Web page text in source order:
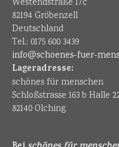
Westendstraße 17c
82194 Gröbenzell
Deutschland
Tel.: 0175 600 3439
info@schoenes-fuer-
Lageradresse:
schönes für menschen
Schloßstrasse 163 b Halle
82140 Olching